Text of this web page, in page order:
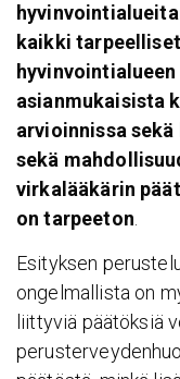
kaikki
asianmukaisista
arvioinnissa
sekä
virkalääkärin
on tarpeeton.
Esityksen
ongelmallista on
liittyviä päätöksiä